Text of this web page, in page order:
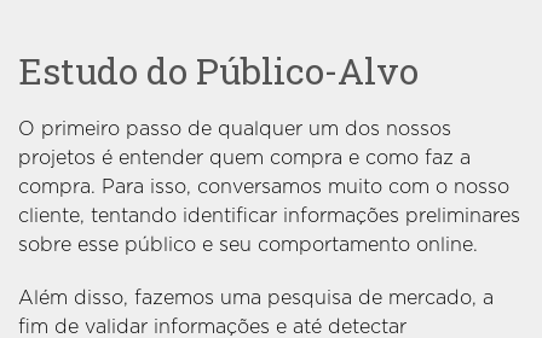
Estudo do Público-Alvo
O primeiro passo de qualquer um dos nossos
projetos é entender quem compra e como faz a
compra. Para isso, conversamos muito com o nosso
cliente, tentando identificar informações preliminares
sobre esse público e seu comportamento online.
Além disso, fazemos uma pesquisa de mercado, a
fim de validar informações e até detectar